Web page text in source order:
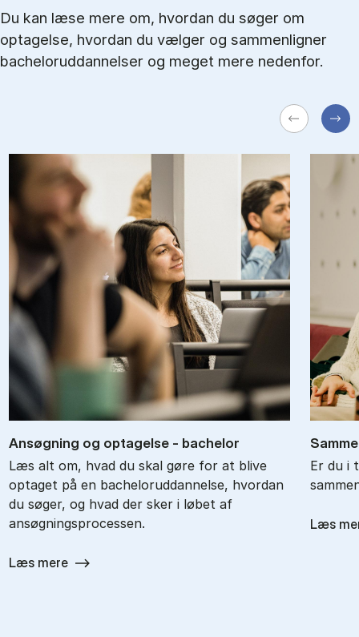
Du kan læse mere om, hvordan du søger om
optagelse, hvordan du vælger og sammenligner
bacheloruddannelser og meget mere nedenfor.
An­søg­ning og op­ta­gel­se - ba­chel­or
Læs alt om, hvad du skal gøre for at blive
optaget på en bacheloruddannelse, hvordan
du søger, og hvad der sker i løbet af
ansøgningsprocessen.
Læs mere
Er du i
Læs